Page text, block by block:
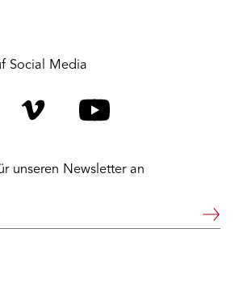
Social Media
unseren Newsletter an
Weiter